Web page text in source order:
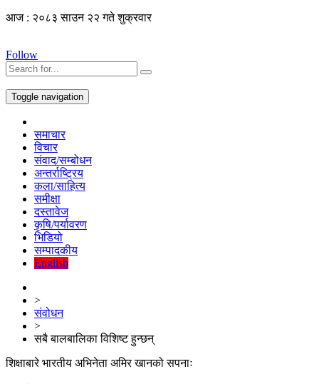
आज : २०८३ साउन २२ गते शुक्रवार
Follow
Toggle navigation
समाचार
विचार
संवाद/सम्बोधन
अन्तर्राष्ट्रिय
कला/साहित्य
समीक्षा
दस्तावेज
कृषि/पर्यावरण
भिडियो
सम्पादकीय
English
>
संवोधन
>
सबै बालबालिका विशिष्ट हुन्छन्
शिक्षाबारे भारतीय अभिनेता अमिर खानको सपनाः